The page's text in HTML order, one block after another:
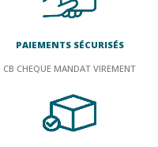
PAIEMENTS SÉCURISÉS
CB CHEQUE MANDAT VIREMENT